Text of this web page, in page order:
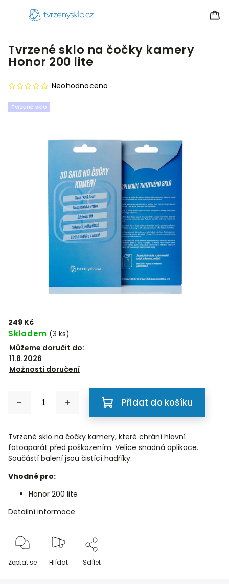
Tvrzené sklo na čočky kamery
Honor 200 lite
Tvrzené sklo
Neohodnoceno
249 Kč
Skladem (3 ks)
Můžeme doručit do:
11.8.2026
Možnosti doručení
Přidat do košíku
Tvrzené sklo na čočky kamery, které chrání hlavní
fotoaparát před poškozením. Velice snadná aplikace.
Součástí balení jsou čistící hadříky.
Vhodné pro:
Honor 200 lite
Detailní informace
Zeptat se Hlídat Sdílet